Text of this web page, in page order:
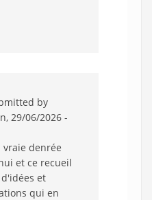
by
29/06/2026 -
vraie denrée
et ce recueil
et
qui en